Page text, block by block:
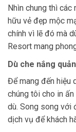
Nhìn chung thì
hữu vẻ đẹp mộc
chính vì lẽ đó mà
Resort mang
Dù che nắng
Để mang đến hiệu
chúng tôi cho in
dù. Song song với
dịch vụ để khách